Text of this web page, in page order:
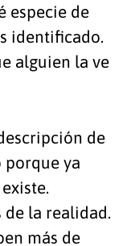
especie de
identificado.
alguien la ve
de
porque ya
de la realidad.
más de